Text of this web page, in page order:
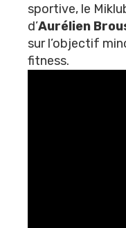
sportive, le
d’Aurélien
sur l’objectif
fitness.